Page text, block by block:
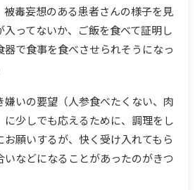
被毒妄想のある患者さんの様子を見
入ってないか、ご飯を食べて証明し
で食事を食べさせられそうになっ
嫌いの要望（人参食べたくない、肉
に少しでも応えるために、調理をし
願いするが、快く受け入れてもら
いなどになることがあったのがきつ